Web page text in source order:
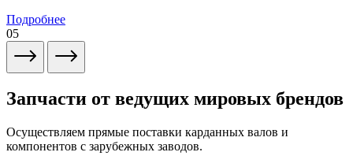
Подробнее
05
Запчасти от ведущих мировых брендов
Осуществляем прямые поставки карданных валов и
компонентов с зарубежных заводов.